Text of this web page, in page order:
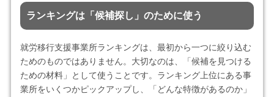
ランキングは「候補探し」のために使う
就労移行支援事業所ランキングは、最初から一つに絞り込む
ためのものではありません。大切なのは、「候補を見つける
ための材料」として使うことです。ランキング上位にある事
業所をいくつかピックアップし、「どんな特徴があるのか」